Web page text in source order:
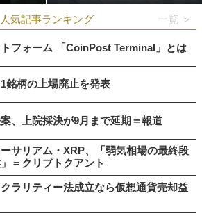
人気記事ランキング 一覧 ＞
フォーム 「CoinPost Terminal」とは
銘柄の上場廃止を発表
、上院採決が9月まで延期＝報道
サリアム・XRP、「弱気相場の最終段
＝クリプトクアント
ラリティー法成立なら仮想通貨売却益